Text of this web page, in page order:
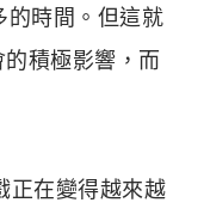
的時間。但這就
積極影響，而
正在變得越來越